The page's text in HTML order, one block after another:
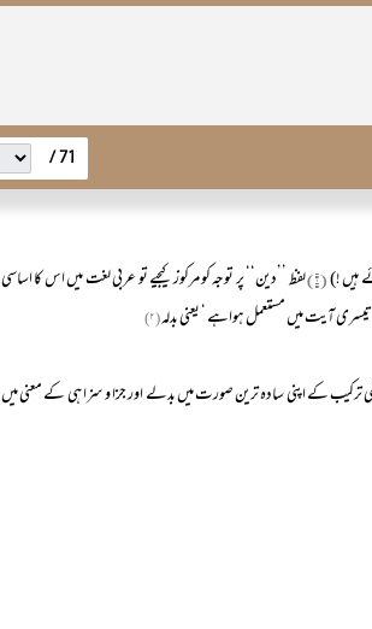
71 /
ہیں !)(۱) لفظ ’’دین‘‘ پر توجہ کو مرکوز کیجیے تو عربی لغت میں اس کا اساسی
تیسری آیت میں مستعمل ہواہے ‘ یعنی بدلہ(۲)
ترکیب کے اپنی سادہ ترین صورت میں بدلے اور جزا و سزا ہی کے معنی میں